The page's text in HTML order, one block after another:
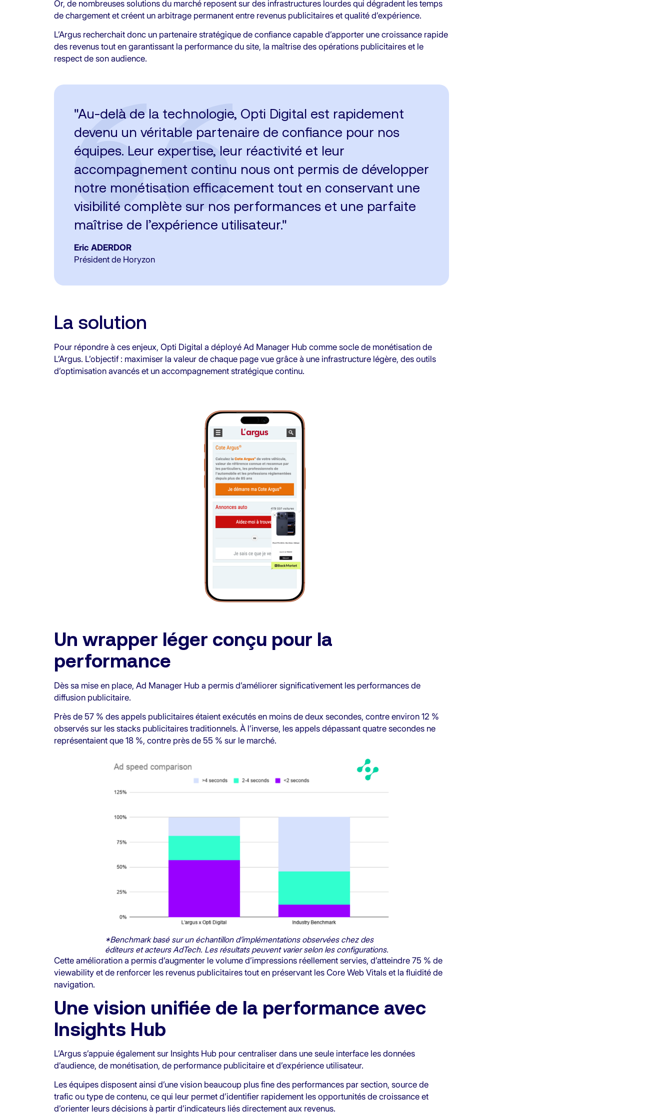
Or, de nombreuses solutions du marché reposent sur des infrastructures lourdes qui dégradent les temps
de chargement et créent un arbitrage permanent entre revenus publicitaires et qualité d’expérience.
L’Argus recherchait donc un partenaire stratégique de confiance capable d’apporter une croissance rapide
des revenus tout en garantissant la performance du site, la maîtrise des opérations publicitaires et le
respect de son audience.
"Au-delà de la technologie, Opti Digital est rapidement
devenu un véritable partenaire de confiance pour nos
équipes. Leur expertise, leur réactivité et leur
accompagnement continu nous ont permis de développer
notre monétisation efficacement tout en conservant une
visibilité complète sur nos performances et une parfaite
maîtrise de l’expérience utilisateur."
Eric ADERDOR
Président de Horyzon
La solution
Pour répondre à ces enjeux, Opti Digital a déployé Ad Manager Hub comme socle de monétisation de
L’Argus. L’objectif : maximiser la valeur de chaque page vue grâce à une infrastructure légère, des outils
d’optimisation avancés et un accompagnement stratégique continu.
Un wrapper léger conçu pour la
performance
Dès sa mise en place, Ad Manager Hub a permis d’améliorer significativement les performances de
diffusion publicitaire.
Près de 57 % des appels publicitaires étaient exécutés en moins de deux secondes, contre environ 12 %
observés sur les stacks publicitaires traditionnels. À l’inverse, les appels dépassant quatre secondes ne
représentaient que 18 %, contre près de 55 % sur le marché.
*Benchmark basé sur un échantillon d’implémentations observées chez des
éditeurs et acteurs AdTech. Les résultats peuvent varier selon les configurations.
Cette amélioration a permis d’augmenter le volume d’impressions réellement servies, d’atteindre 75 % de
viewability et de renforcer les revenus publicitaires tout en préservant les Core Web Vitals et la fluidité de
navigation.
Une vision unifiée de la performance avec
Insights Hub
L’Argus s’appuie également sur Insights Hub pour centraliser dans une seule interface les données
d’audience, de monétisation, de performance publicitaire et d’expérience utilisateur.
Les équipes disposent ainsi d’une vision beaucoup plus fine des performances par section, source de
trafic ou type de contenu, ce qui leur permet d’identifier rapidement les opportunités de croissance et
d’orienter leurs décisions à partir d’indicateurs liés directement aux revenus.